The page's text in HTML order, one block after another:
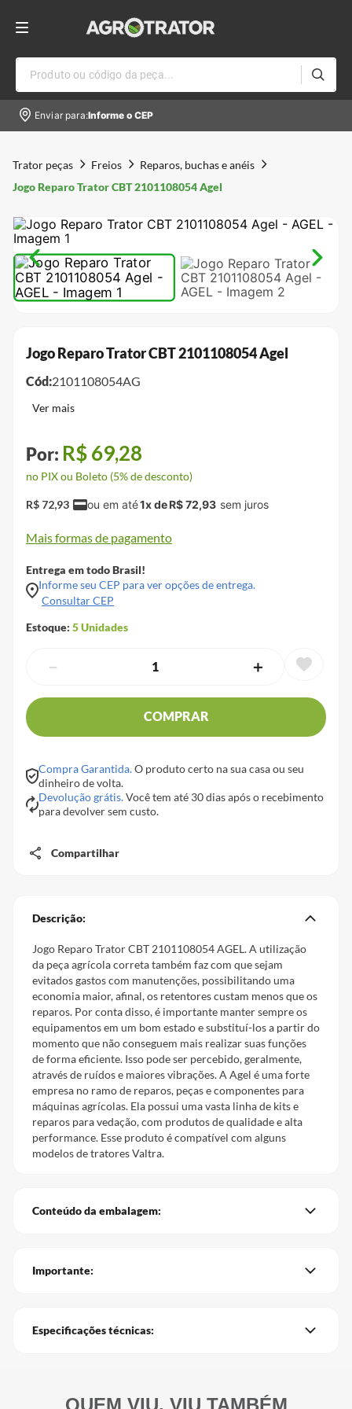
Produto ou código da peça...
Enviar para:Informe o CEP
Trator peças Freios
Reparos, buchas e anéis
Jogo Reparo Trator CBT 2101108054 Agel
Jogo Reparo Trator CBT 2101108054 Agel
Cód:2101108054AG
R$69,28
no PIX ou Boleto (5% de desconto)
R$ 72,93 1x deR$72,93
Mais formas de pagamento
Entrega em todo Brasil!
Informe seu CEP para ver opções de entrega.
Consultar CEP
Estoque: 5Unidades
＋
－
COMPRAR
Compra Garantida.O produto certo na sua casa ou seu
dinheiro de volta.
Devolução grátis.Você tem até 30 dias após o recebimento
para devolver sem custo.
Compartilhar
Descrição:
Jogo Reparo Trator CBT 2101108054 AGEL. A utilização
da peça agrícola correta também faz com que sejam
evitados gastos com manutenções, possibilitando uma
economia maior, afinal, os retentores custam menos que os
reparos. Por conta disso, é importante manter sempre os
equipamentos em um bom estado e substituí-los a partir do
momento que não conseguem mais realizar suas funções
de forma eficiente. Isso pode ser percebido, geralmente,
através de ruídos e maiores vibrações. A Agel é uma forte
empresa no ramo de reparos, peças e componentes para
máquinas agrícolas. Ela possui uma vasta linha de kits e
reparos para vedação, com produtos de qualidade e alta
performance. Esse produto é compatível com alguns
modelos de tratores Valtra.
Conteúdo da embalagem:
Importante:
Especificações técnicas: